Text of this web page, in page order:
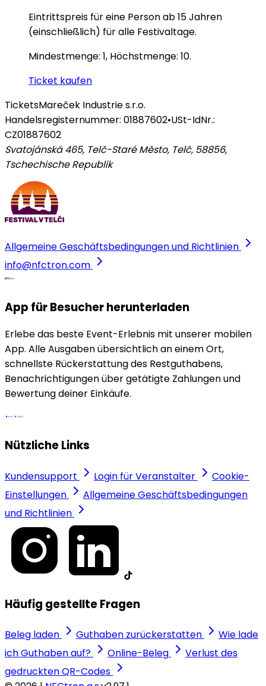
Eintrittspreis für eine Person ab 15 Jahren
(einschließlich) für alle Festivaltage.
Mindestmenge: 1, Höchstmenge: 10.
Ticket kaufen
TicketsMareček Industrie s.r.o.
Handelsregisternummer: 01887602•USt-IdNr.:
CZ01887602
Svatojánská 465, Telč-Staré Město, Telč, 58856,
Tschechische Republik
Allgemeine Geschäftsbedingungen und Richtlinien
info@nfctron.com
App für Besucher herunterladen
Erlebe das beste Event-Erlebnis mit unserer mobilen
App. Alle Ausgaben übersichtlich an einem Ort,
schnellste Rückerstattung des Restguthabens,
Benachrichtigungen über getätigte Zahlungen und
Bewertung deiner Einkäufe.
Nützliche Links
Kundensupport Login für Veranstalter
Cookie-
Einstellungen
Allgemeine Geschäftsbedingungen
und Richtlinien
Häufig gestellte Fragen
Beleg laden Guthaben zurückerstatten
Wie lade
ich Guthaben auf?
Online-Beleg
Verlust des
gedruckten QR-Codes